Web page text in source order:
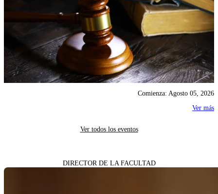
Comienza: Agosto 05, 2026
Ver más
Ver todos los eventos
DIRECTOR DE LA FACULTAD